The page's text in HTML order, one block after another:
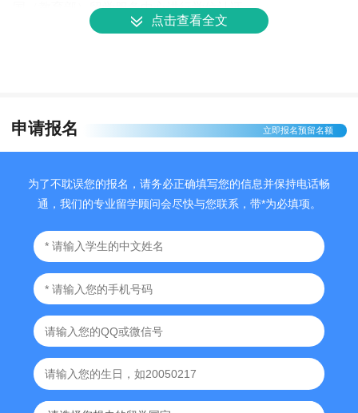
国（教育部）留学服务中心进行学位认证。
英国·伯明翰大学
市，是英格兰第一所公民大学，也是红砖大学、罗素大学集
团、Universitas 21 全球研究型大学网络、M5 大学联盟、
定为全英最好的十五座研究型大学之一，以优质的教学质量
和前沿的科研成果享誉全球，校友及员工中诞生了11 位诺
贝尔奖得主。大学设有艺术与法律学院、医学与牙科科学学
院、生命与环境科学学院、工程与物理科学学院和社会科学
学院五个学院。其中以商学院、工程与物理科学学院、医学
与牙科科学学院知名。
对接专业
点击查看全文
申请报名 立即报名预留名额
为了不耽误您的报名，请务必正确填写您的信息并保持电话畅
通，我们的专业留学顾问会尽快与您联系，带*为必填项。